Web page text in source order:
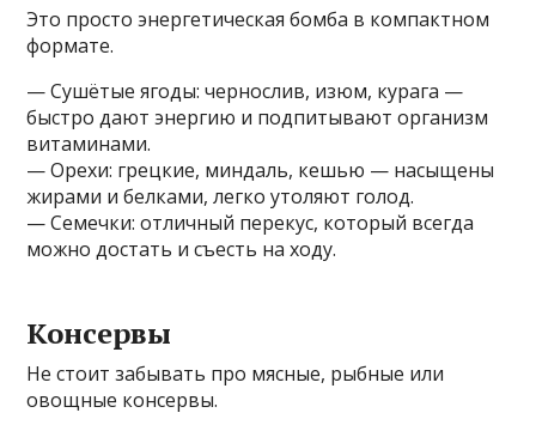
Это просто энергетическая бомба в компактном
формате.
— Сушётые ягоды: чернослив, изюм, курага —
быстро дают энергию и подпитывают организм
витаминами.
— Орехи: грецкие, миндаль, кешью — насыщены
жирами и белками, легко утоляют голод.
— Семечки: отличный перекус, который всегда
можно достать и съесть на ходу.
Консервы
Не стоит забывать про мясные, рыбные или
овощные консервы.